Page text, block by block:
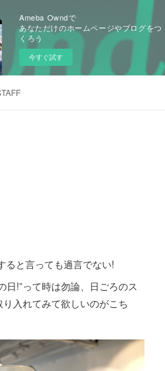
Ameba Owndで
あなただけのホームページやブログをつ
くろう
今すぐ試す
ると言っても過言でない!
日!”って時は勿論、日ごろのス
入れてみて欲しいのがこち